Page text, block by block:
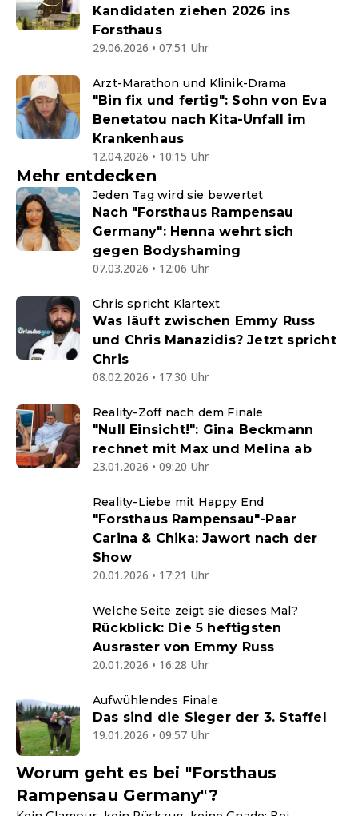
Kandidaten ziehen 2026 ins
Forsthaus
29.06.2026 • 07:51 Uhr
Arzt-Marathon und Klinik-Drama
"Bin fix und fertig": Sohn von Eva
Benetatou nach Kita-Unfall im
Krankenhaus
12.04.2026 • 10:15 Uhr
Mehr entdecken
Jeden Tag wird sie bewertet
Nach "Forsthaus Rampensau
Germany": Henna wehrt sich
gegen Bodyshaming
07.03.2026 • 12:06 Uhr
Chris spricht Klartext
Was läuft zwischen Emmy Russ
und Chris Manazidis? Jetzt spricht
Chris
08.02.2026 • 17:30 Uhr
Reality-Zoff nach dem Finale
"Null Einsicht!": Gina Beckmann
rechnet mit Max und Melina ab
23.01.2026 • 09:20 Uhr
Reality-Liebe mit Happy End
"Forsthaus Rampensau"-Paar
Carina & Chika: Jawort nach der
Show
20.01.2026 • 17:21 Uhr
Welche Seite zeigt sie dieses Mal?
Rückblick: Die 5 heftigsten
Ausraster von Emmy Russ
20.01.2026 • 16:28 Uhr
Aufwühlendes Finale
Das sind die Sieger der 3. Staffel
19.01.2026 • 09:57 Uhr
Worum geht es bei "Forsthaus
Rampensau Germany"?